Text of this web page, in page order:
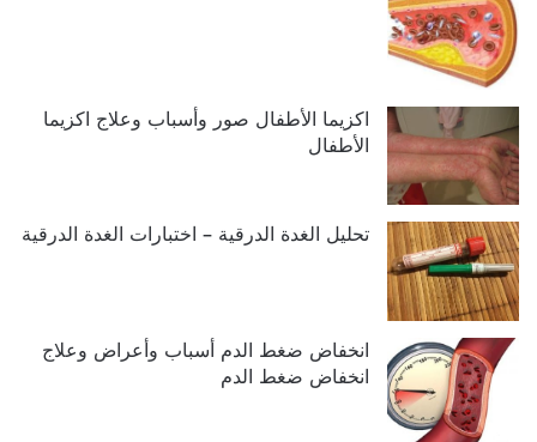
اكزيما الأطفال صور وأسباب وعلاج اكزيما
الأطفال
تحليل الغدة الدرقية – اختبارات الغدة الدرقية
انخفاض ضغط الدم أسباب وأعراض وعلاج
انخفاض ضغط الدم